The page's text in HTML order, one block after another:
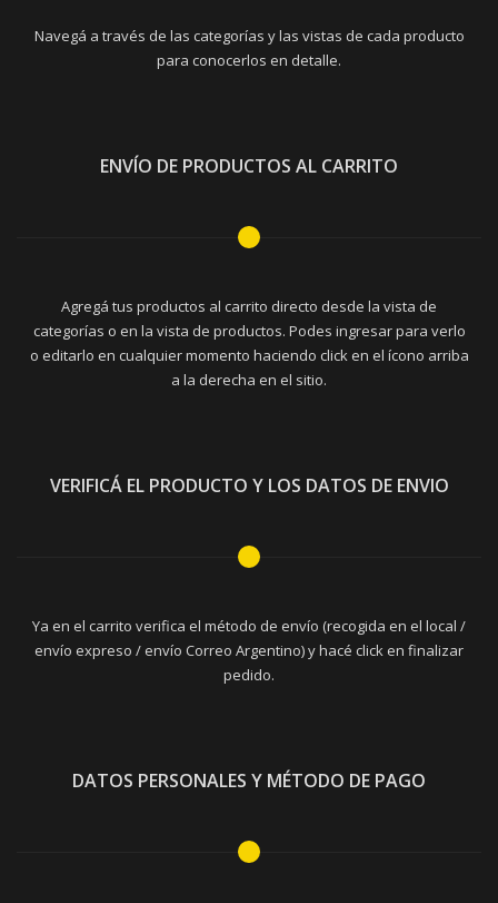
Navegá a través de las categorías y las vistas de cada producto
para conocerlos en detalle.
ENVÍO DE PRODUCTOS AL CARRITO
Agregá tus productos al carrito directo desde la vista de
categorías o en la vista de productos. Podes ingresar para verlo
o editarlo en cualquier momento haciendo click en el ícono arriba
a la derecha en el sitio.
VERIFICÁ EL PRODUCTO Y LOS DATOS DE ENVIO
Ya en el carrito verifica el método de envío (recogida en el local /
envío expreso / envío Correo Argentino) y hacé click en finalizar
pedido.
DATOS PERSONALES Y MÉTODO DE PAGO